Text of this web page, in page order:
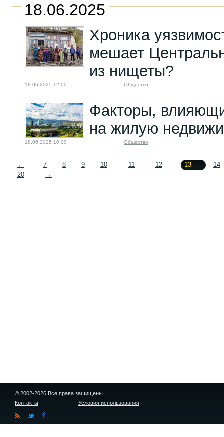
18.06.2025
Хроника
мешает
из нищеты?
18.06.2025 12:00 Общество
Факторы,
на жилую
18.06.2025 10:00 Общество
← 7 8 9 10 11 12 13
14
20
→
© 2002-2026 Все права защищены
Контакты
Условия использования